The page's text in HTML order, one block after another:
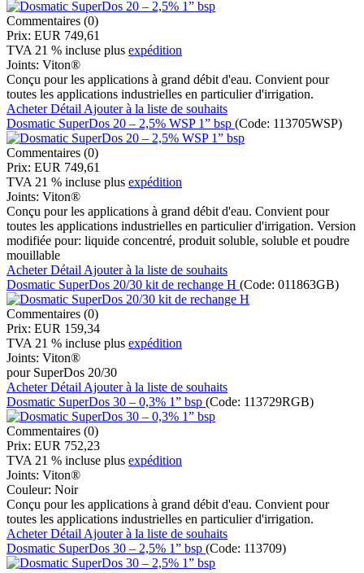
Commentaires (0)
Prix: EUR 749,61
TVA 21 % incluse plus expédition
Joints: Viton®
Conçu pour les applications à grand débit d'eau. Convient pour
toutes les applications industrielles en particulier d'irrigation.
AcheterDétailAjouter à la liste de souhaits
Dosmatic SuperDos 20 – 2,5% WSP 1” bsp (Code: 113705WSP)
Commentaires (0)
Prix: EUR 749,61
TVA 21 % incluse plus expédition
Joints: Viton®
Conçu pour les applications à grand débit d'eau. Convient pour
toutes les applications industrielles en particulier d'irrigation. Version
modifiée pour: liquide concentré, produit soluble, soluble et poudre
mouillable
AcheterDétailAjouter à la liste de souhaits
Dosmatic SuperDos 20/30 kit de rechange H (Code: 011863GB)
Commentaires (0)
Prix: EUR 159,34
TVA 21 % incluse plus expédition
Joints: Viton®
pour SuperDos 20/30
AcheterDétailAjouter à la liste de souhaits
Dosmatic SuperDos 30 – 0,3% 1” bsp (Code: 113729RGB)
Commentaires (0)
Prix: EUR 752,23
TVA 21 % incluse plus expédition
Joints: Viton®
Couleur: Noir
Conçu pour les applications à grand débit d'eau. Convient pour
toutes les applications industrielles en particulier d'irrigation.
AcheterDétailAjouter à la liste de souhaits
Dosmatic SuperDos 30 – 2,5% 1” bsp (Code: 113709)